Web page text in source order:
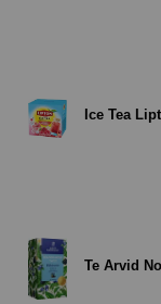
Ice Tea
Te Arvid